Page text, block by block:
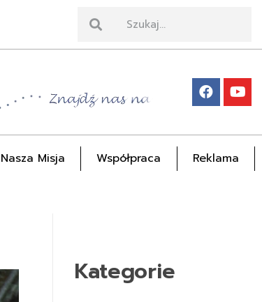
Nasza Misja Współpraca
Reklama
Kategorie